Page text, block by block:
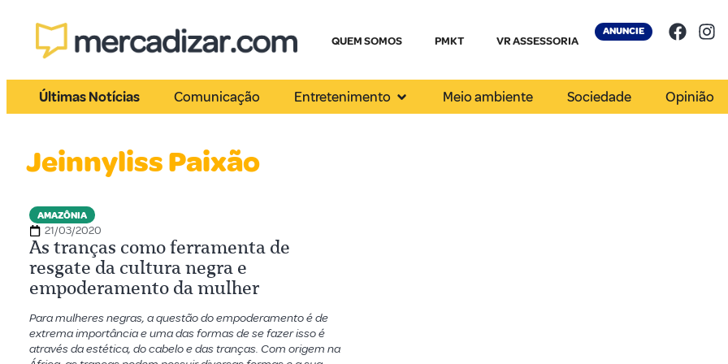
QUEM SOMOS PMKT VR ASSESSORIA
ANUNCIE
Últimas Notícias Comunicação Entretenimento Meio ambiente Sociedade Opinião
Jeinnyliss Paixão
AMAZÔNIA
21/03/2020
As tranças como ferramenta de
resgate da cultura negra e
empoderamento da mulher
Para mulheres negras, a questão do empoderamento é de
extrema importância e uma das formas de se fazer isso é
através da estética, do cabelo e das tranças. Com origem na